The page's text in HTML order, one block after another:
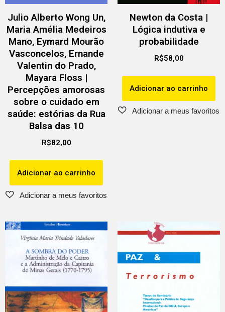
Julio Alberto Wong Un,
Maria Amélia Medeiros
Mano, Eymard Mourão
Vasconcelos, Ernande
Valentin do Prado,
Mayara Floss |
Percepções amorosas
sobre o cuidado em
saúde: estórias da Rua
Balsa das 10
R$82,00
Adicionar ao carrinho
Newton da Costa |
Lógica indutiva e
probabilidade
R$58,00
Adicionar ao carrinho